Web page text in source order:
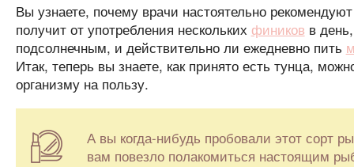
Вы узнаете, почему врачи настоятельно
получит от употребления нескольких фиников в
подсолнечным, и действительно ли ежедневно пить
Итак, теперь вы знаете, как принято есть тунца,
организму на пользу.
А вы когда-нибудь пробовали этот сорт
вам повезло полакомиться настоящим